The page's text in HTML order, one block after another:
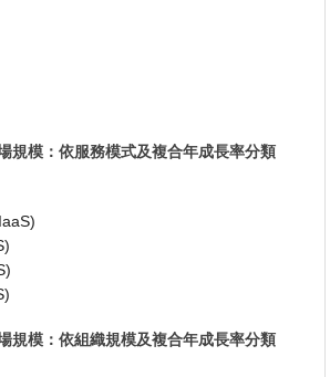
規模：依服務模式及複合年成長率分類
規模：依組織規模及複合年成長率分類